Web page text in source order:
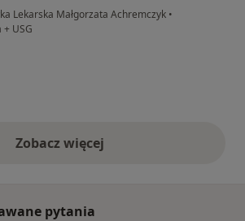
Lekarska Małgorzata Achremczyk •
USG
Zobacz więcejopinie powyżej
pytania